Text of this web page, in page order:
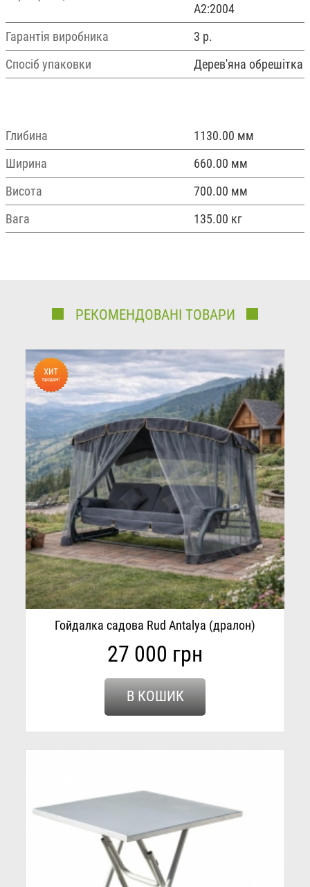
А2:2004
Гарантія виробника
3 р.
Спосіб упаковки
Дерев'яна обрешітка
Глибина
1130.00 мм
Ширина
660.00 мм
Висота
700.00 мм
Вага
135.00 кг
РЕКОМЕНДОВАНІ ТОВАРИ
Гойдалка садова Rud Antalya (дралон)
27 000 грн
В КОШИК